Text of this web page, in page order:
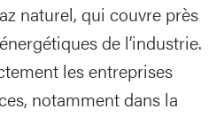
naturel, qui couvre près
de l’industrie.
les entreprises
notamment dans la